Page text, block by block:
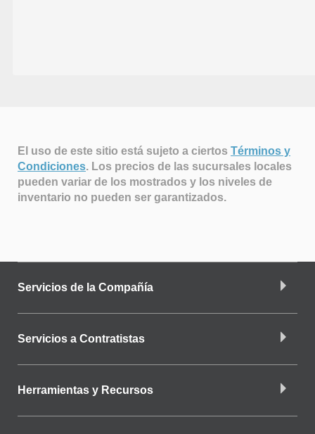
El uso de este sitio está sujeto a ciertos Términos y
Condiciones. Los precios de las sucursales locales
pueden variar de los mostrados y los niveles de
inventario no pueden ser garantizados.
Servicios de la Compañía
Servicios a Contratistas
Herramientas y Recursos